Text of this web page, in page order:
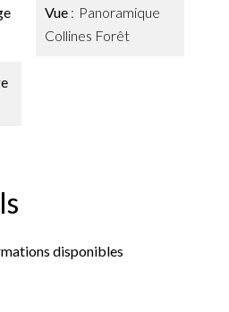
Vue
Panoramique
Collines Forêt
disponibles